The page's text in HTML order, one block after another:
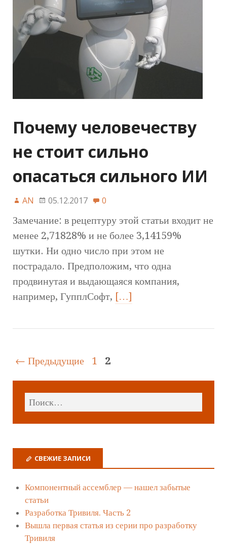
Почему человечеству
не стоит сильно
опасаться сильного ИИ
AN 05.12.2017 0
Замечание: в рецептуру этой статьи входит не
менее 2,71828% и не более 3,14159%
шутки. Ни одно число при этом не
пострадало. Предположим, что одна
продвинутая и выдающаяся компания,
например, ГупплСофт, […]
← Предыдущие 1 2
СВЕЖИЕ ЗАПИСИ
Компонентный ассемблер — нашел забытые
статьи
Разработка Тривиля. Часть 2
Вышла первая статья из серии про разработку
Тривиля